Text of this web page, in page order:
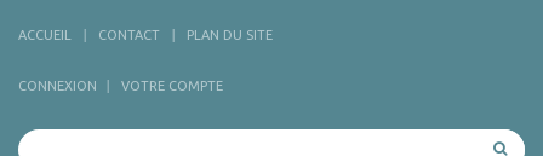
ACCUEIL CONTACT PLAN DU SITE
CONNEXION VOTRE COMPTE